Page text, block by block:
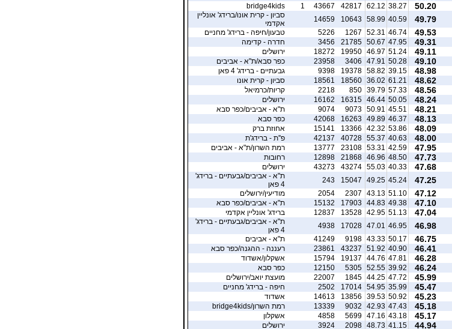
50.20
38.27
62.12
42817
43667
1
bridge4kids
49.79
40.59
58.99
10643
14659
סביון - קרית אונו/ברידג' אונליין
אקדמי
49.53
46.74
52.31
1267
5226
טבעון/חיפה - ברידג' מחניים
49.31
47.95
50.67
21785
3456
חדרה - קדימה
49.11
51.24
46.97
19950
18272
ירושלים
49.10
50.28
47.91
3406
23958
כפר סבא/ת"א - אביבים
48.98
39.15
58.82
19378
9398
גבעתיים - ברידג' 4 פאן
48.62
61.21
36.02
18560
18561
סביון - קרית אונו
48.56
57.33
39.79
850
2218
קריות/כרמיאל
48.24
50.05
46.44
16315
16162
ירושלים
48.21
45.51
50.91
9073
9074
ת"א - אביבים/כפר סבא
48.13
46.37
49.89
16263
42068
כפר סבא
48.09
53.86
42.32
13366
15141
אחוזת ברק
48.00
40.63
55.37
40728
42137
פ''ת - ברידג'ת
47.95
42.59
53.31
23108
13777
רמת השרון/ת"א - אביבים
47.73
48.50
46.96
21868
12898
רחובות
47.68
40.33
55.03
43274
43273
ירושלים
47.25
45.24
49.25
15047
243
ת"א - אביבים/גבעתיים - ברידג'
4 פאן
47.12
51.10
43.13
2307
2054
מודיעין/ירושלים
47.10
49.38
44.83
17903
15132
ת"א - אביבים/כפר סבא
47.04
51.13
42.95
13528
12837
ברידג' אונליין אקדמי
46.98
46.95
47.01
17028
4938
ת"א - אביבים/גבעתיים - ברידג'
4 פאן
46.75
50.17
43.33
9198
41249
ת"א - אביבים
46.41
40.90
51.92
43237
23861
רעננה - ההגנה/כפר סבא
46.28
47.81
44.76
19137
15794
אשקלון/אשדוד
46.24
39.92
52.55
5305
12150
כפר סבא
45.99
47.72
44.25
1845
22007
מועצת יואב/ירושלים
45.47
35.99
54.95
17014
2502
חיפה - ברידג' מחניים
45.23
50.92
39.53
13856
14613
אשדוד
45.18
47.43
42.93
9032
13339
רמת השרון/bridge4kids
45.17
43.18
47.16
5699
4858
אשקלון
44.94
41.15
48.73
2098
3924 ירושלים